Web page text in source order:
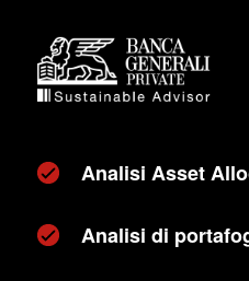
Analisi Asset
Analisi di